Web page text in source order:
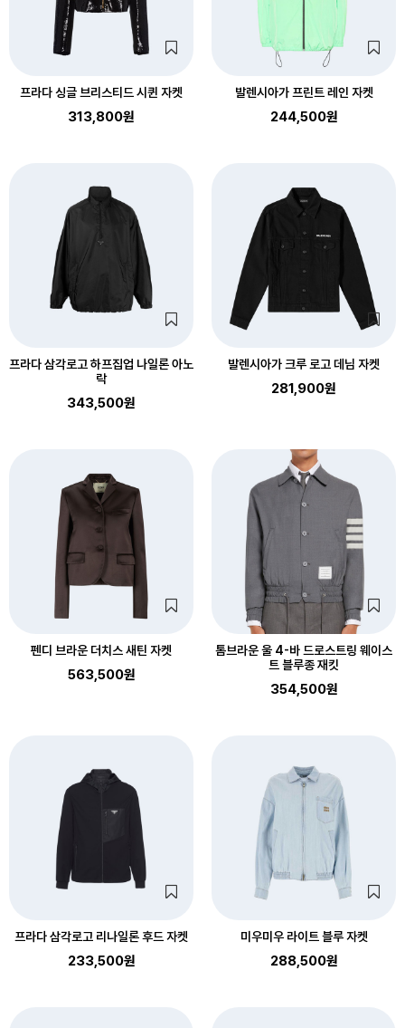
프라다 싱글 브리스티드 시퀸 자켓
313,800원
발렌시아가 프린트 레인 자켓
244,500원
프라다 삼각로고 하프집업 나일론 아노
락
343,500원
발렌시아가 크루 로고 데님 자켓
281,900원
펜디 브라운 더치스 새틴 자켓
563,500원
톰브라운 울 4-바 드로스트링 웨이스
트 블루종 재킷
354,500원
프라다 삼각로고 리나일론 후드 자켓
233,500원
미우미우 라이트 블루 자켓
288,500원